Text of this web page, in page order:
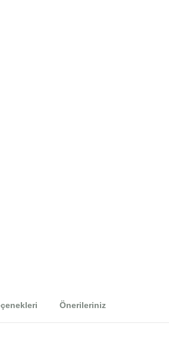
Önerileriniz